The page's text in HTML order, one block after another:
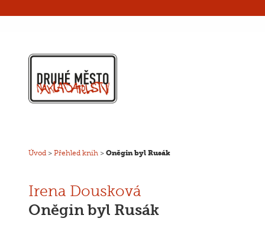
Úvod > Přehled knih > Oněgin byl Rusák
Irena Dousková
Oněgin byl Rusák